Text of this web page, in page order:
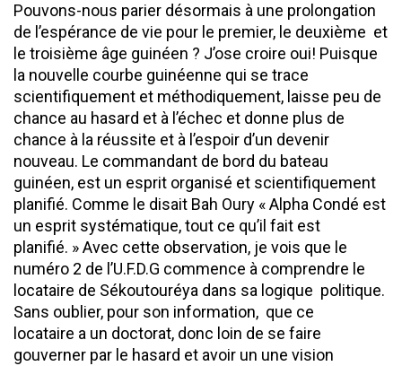
Pouvons-nous parier désormais à une prolongation
de l’espérance de vie pour le premier, le deuxième et
le troisième âge guinéen ? J’ose croire oui! Puisque
la nouvelle courbe guinéenne qui se trace
scientifiquement et méthodiquement, laisse peu de
chance au hasard et à l’échec et donne plus de
chance à la réussite et à l’espoir d’un devenir
nouveau. Le commandant de bord du bateau
guinéen, est un esprit organisé et scientifiquement
planifié. Comme le disait Bah Oury « Alpha Condé est
un esprit systématique, tout ce qu’il fait est
planifié. » Avec cette observation, je vois que le
numéro 2 de l’U.F.D.G commence à comprendre le
locataire de Sékoutouréya dans sa logique politique.
Sans oublier, pour son information, que ce
locataire a un doctorat, donc loin de se faire
gouverner par le hasard et avoir un une vision